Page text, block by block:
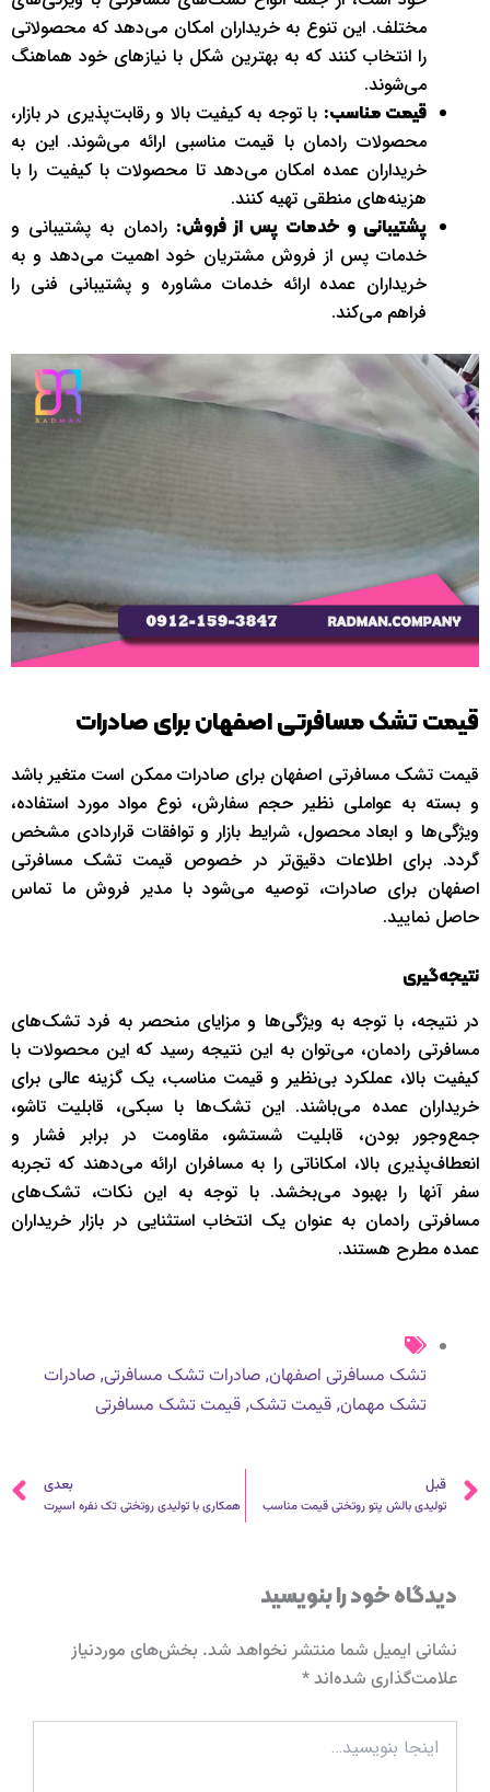
مختلف. این تنوع به خریداران امکان می‌دهد که محصولاتی
را انتخاب کنند که به بهترین شکل با نیازهای خود هماهنگ
می‌شوند.
قیمت مناسب: با توجه به کیفیت بالا و رقابت‌پذیری در بازار،
محصولات رادمان با قیمت مناسبی ارائه می‌شوند. این به
خریداران عمده امکان می‌دهد تا محصولات با کیفیت را با
هزینه‌های منطقی تهیه کنند.
پشتیبانی و خدمات پس از فروش: رادمان به پشتیبانی و
خدمات پس از فروش مشتریان خود اهمیت می‌دهد و به
خریداران عمده ارائه خدمات مشاوره و پشتیبانی فنی را
فراهم می‌کند.
قیمت تشک مسافرتی اصفهان برای صادرات
قیمت تشک‌ مسافرتی اصفهان برای صادرات ممکن است متغیر باشد
و بسته به عواملی نظیر حجم سفارش، نوع مواد مورد استفاده،
ویژگی‌ها و ابعاد محصول، شرایط بازار و توافقات قراردادی مشخص
گردد. برای اطلاعات دقیق‌تر در خصوص قیمت تشک مسافرتی
اصفهان برای صادرات، توصیه می‌شود با مدیر فروش ما تماس
حاصل نمایید.
نتیجه‌گیری
در نتیجه، با توجه به ویژگی‌ها و مزایای منحصر به فرد تشک‌های
مسافرتی رادمان، می‌توان به این نتیجه رسید که این محصولات با
کیفیت بالا، عملکرد بی‌نظیر و قیمت مناسب، یک گزینه عالی برای
خریداران عمده می‌باشند. این تشک‌ها با سبکی، قابلیت تاشو،
جمع‌وجور بودن، قابلیت شستشو، مقاومت در برابر فشار و
انعطاف‌پذیری بالا، امکاناتی را به مسافران ارائه می‌دهند که تجربه
سفر آنها را بهبود می‌بخشد. با توجه به این نکات، تشک‌های
مسافرتی رادمان به عنوان یک انتخاب استثنایی در بازار خریداران
عمده مطرح هستند.
تشک مسافرتی اصفهان, صادرات تشک مسافرتی, صادرات
تشک مهمان, قیمت تشک, قیمت تشک مسافرتی
قبلی
قبل
تولیدی بالش پتو روتختی قیمت مناسب
بعدی
همکاری با تولیدی روتختی تک نفره اسپرت
دیدگاه‌ خود را بنویسید
نشانی ایمیل شما منتشر نخواهد شد. بخش‌های موردنیاز
علامت‌گذاری شده‌اند*
بنویسید…